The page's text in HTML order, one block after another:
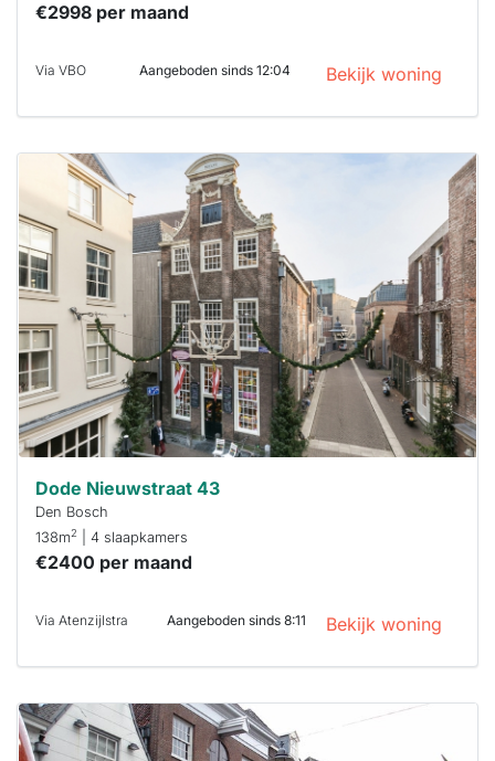
€2998 per maand
Via VBO Aangeboden sinds 12:04 Bekijk woning
Deze woning
waarschijnlijk
al verhuurd
Om kans te
maken moet je
binnen 15
minuten
reageren.
Stekkies helpt
je hierbij!
Dode Nieuwstraat 43
Den Bosch
138m2 | 4 slaapkamers
€2400 per maand
Via Atenzijlstra Aangeboden sinds 8:11 Bekijk woning
Deze woning